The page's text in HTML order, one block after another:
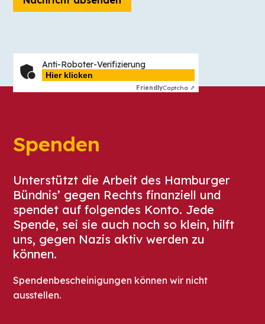
Anti-Roboter-Verifizierung
Hier klicken
FriendlyCaptcha ⇗
Spenden
Unterstützt die Arbeit des Hamburger
Bündnis’ gegen Rechts finanziell und
spendet auf folgendes Konto. Jede
Spende, sei sie auch noch so klein, hilft
uns, gegen Nazis aktiv werden zu
können.
Spendenbescheinigungen können wir nicht
ausstellen.